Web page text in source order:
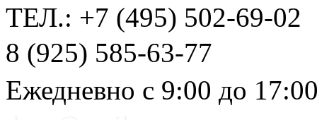
ТЕЛ.: +7 (495) 502-69-02
8 (925) 585-63-77
Ежедневно с 9:00 до